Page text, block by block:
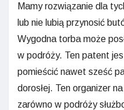
Mamy rozwiązanie dla
lub nie lubią przynosić
Wygodna torba może
w podróży. Ten patent
pomieścić nawet sześć
dorosłej. Ten organizer
zarówno w podróży